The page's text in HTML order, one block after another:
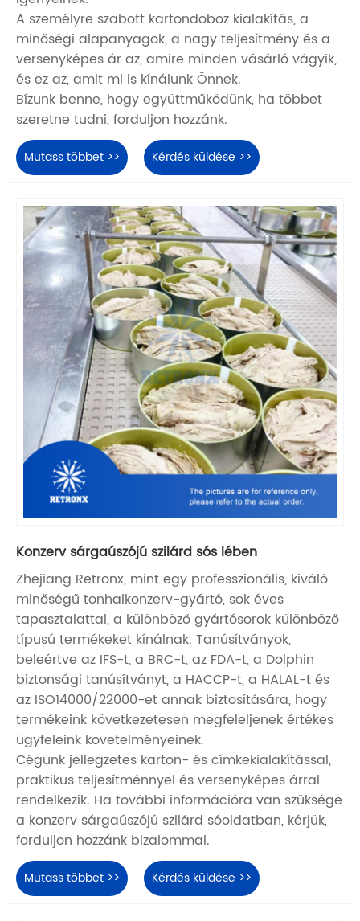
A személyre szabott kartondoboz kialakítás, a
minőségi alapanyagok, a nagy teljesítmény és a
versenyképes ár az, amire minden vásárló vágyik,
és ez az, amit mi is kínálunk Önnek.
Bízunk benne, hogy együttműködünk, ha többet
szeretne tudni, forduljon hozzánk.
Mutass többet >> Kérdés küldése >>
Konzerv sárgaúszójú szilárd sós lében
Zhejiang Retronx, mint egy professzionális, kiváló
minőségű tonhalkonzerv-gyártó, sok éves
tapasztalattal, a különböző gyártósorok különböző
típusú termékeket kínálnak. Tanúsítványok,
beleértve az IFS-t, a BRC-t, az FDA-t, a Dolphin
biztonsági tanúsítványt, a HACCP-t, a HALAL-t és
az ISO14000/22000-et annak biztosítására, hogy
termékeink következetesen megfeleljenek értékes
ügyfeleink követelményeinek.
Cégünk jellegzetes karton- és címkekialakítással,
praktikus teljesítménnyel és versenyképes árral
rendelkezik. Ha további információra van szüksége
a konzerv sárgaúszójú szilárd sóoldatban, kérjük,
forduljon hozzánk bizalommal.
Mutass többet >> Kérdés küldése >>